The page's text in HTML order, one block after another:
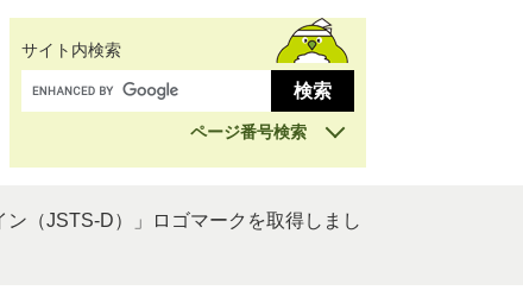
サイト内検索
ページ番号検索
ン（JSTS-D）」ロゴマークを取得しまし